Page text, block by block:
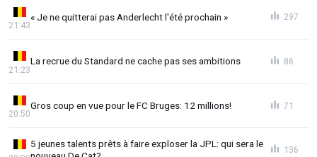
« Je ne quitterai pas Anderlecht l'été prochain »
21:43
297
La recrue du Standard ne cache pas ses ambitions
21:23
86
Gros coup en vue pour le FC Bruges: 12 millions!
20:50
71
5 jeunes talents prêts à faire exploser la JPL: qui sera le
136